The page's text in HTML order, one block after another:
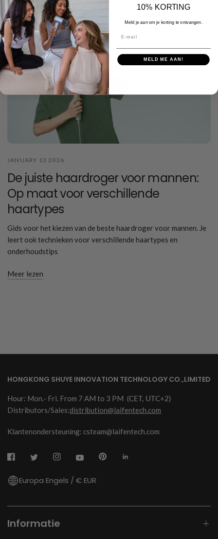
JANUARY 13 2026
De juiste haardroger voor mannen:
Op maat voor verschillende
haartypes
Gids voor het kiezen van de beste haardroger voor mannen. Je
leert ook technieken voor verschillende haartypes en
onderhoudstips
Meer lezen
HONGKONG SHUYE INNOVATION TECHNOLOGY CO.,LIMITED
Hour: Mon.- Fri. From 7 AM to 3 PM (CET, UTC+2)
Distributors/Sales:distribution@laifentech.com
Klantenondersteuning: csteam@laifentech.com
Europa Engels / € EUR
Informatie
10% KORTING
Meld je aan om je korting te ontvangen.
MELD ME AAN!